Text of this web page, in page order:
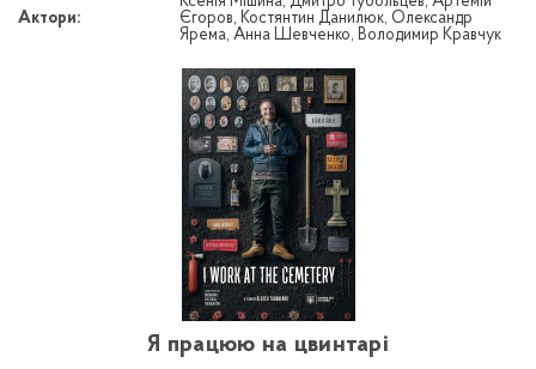
Актори:
Єгоров, Костянтин Данилюк, Олександр
Ярема, Анна Шевченко, Володимир Кравчук
Я працюю на цвинтарі